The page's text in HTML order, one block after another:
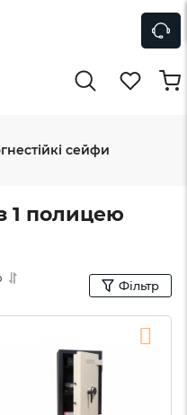
сейфи
1 полицею
Фільтр